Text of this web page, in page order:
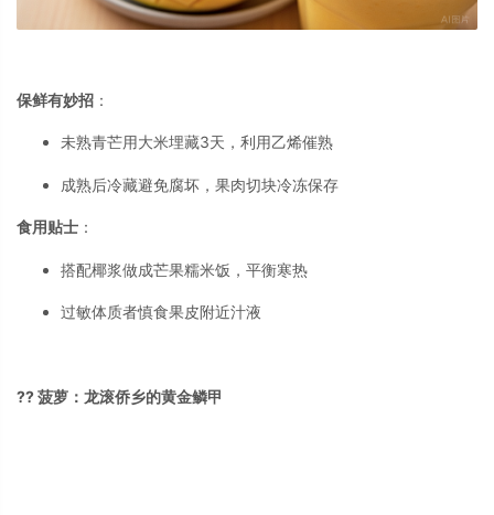
保鲜有妙招 ：
未熟青芒用大米埋藏3天，利用乙烯催熟
成熟后冷藏避免腐坏，果肉切块冷冻保存
食用贴士 ：
搭配椰浆做成芒果糯米饭，平衡寒热
过敏体质者慎食果皮附近汁液
?? 菠萝：龙滚侨乡的黄金鳞甲